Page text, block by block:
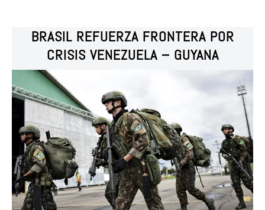
BRASIL REFUERZA FRONTERA POR
CRISIS VENEZUELA – GUYANA